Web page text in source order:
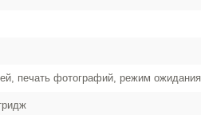
печать фотографий, режим ожидания